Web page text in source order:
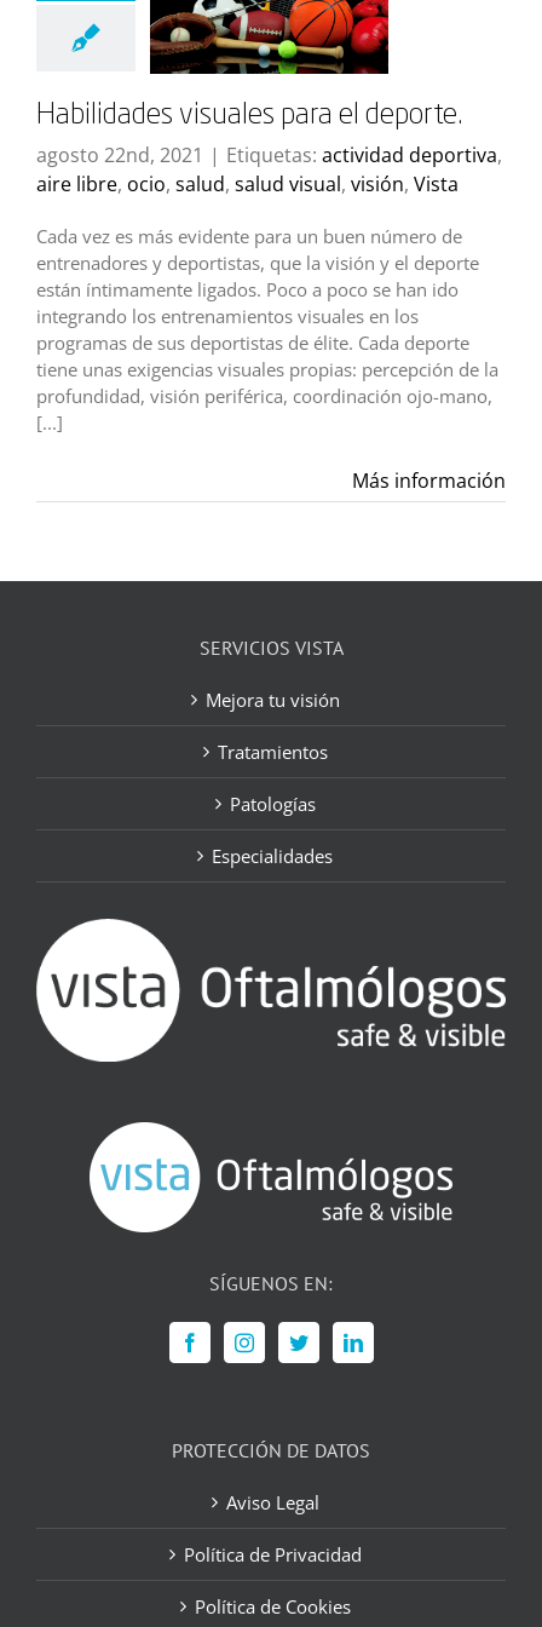
Habilidades visuales para el deporte.
agosto 22nd, 2021 | Etiquetas: actividad deportiva,
aire libre, ocio, salud, salud visual, visión, Vista
Cada vez es más evidente para un buen número de
entrenadores y deportistas, que la visión y el deporte
están íntimamente ligados. Poco a poco se han ido
integrando los entrenamientos visuales en los
programas de sus deportistas de élite. Cada deporte
tiene unas exigencias visuales propias: percepción de la
profundidad, visión periférica, coordinación ojo-mano,
[...]
Más información
SERVICIOS VISTA
Mejora tu visión
Tratamientos
Patologías
Especialidades
SÍGUENOS EN:
PROTECCIÓN DE DATOS
Aviso Legal
Política de Privacidad
Política de Cookies